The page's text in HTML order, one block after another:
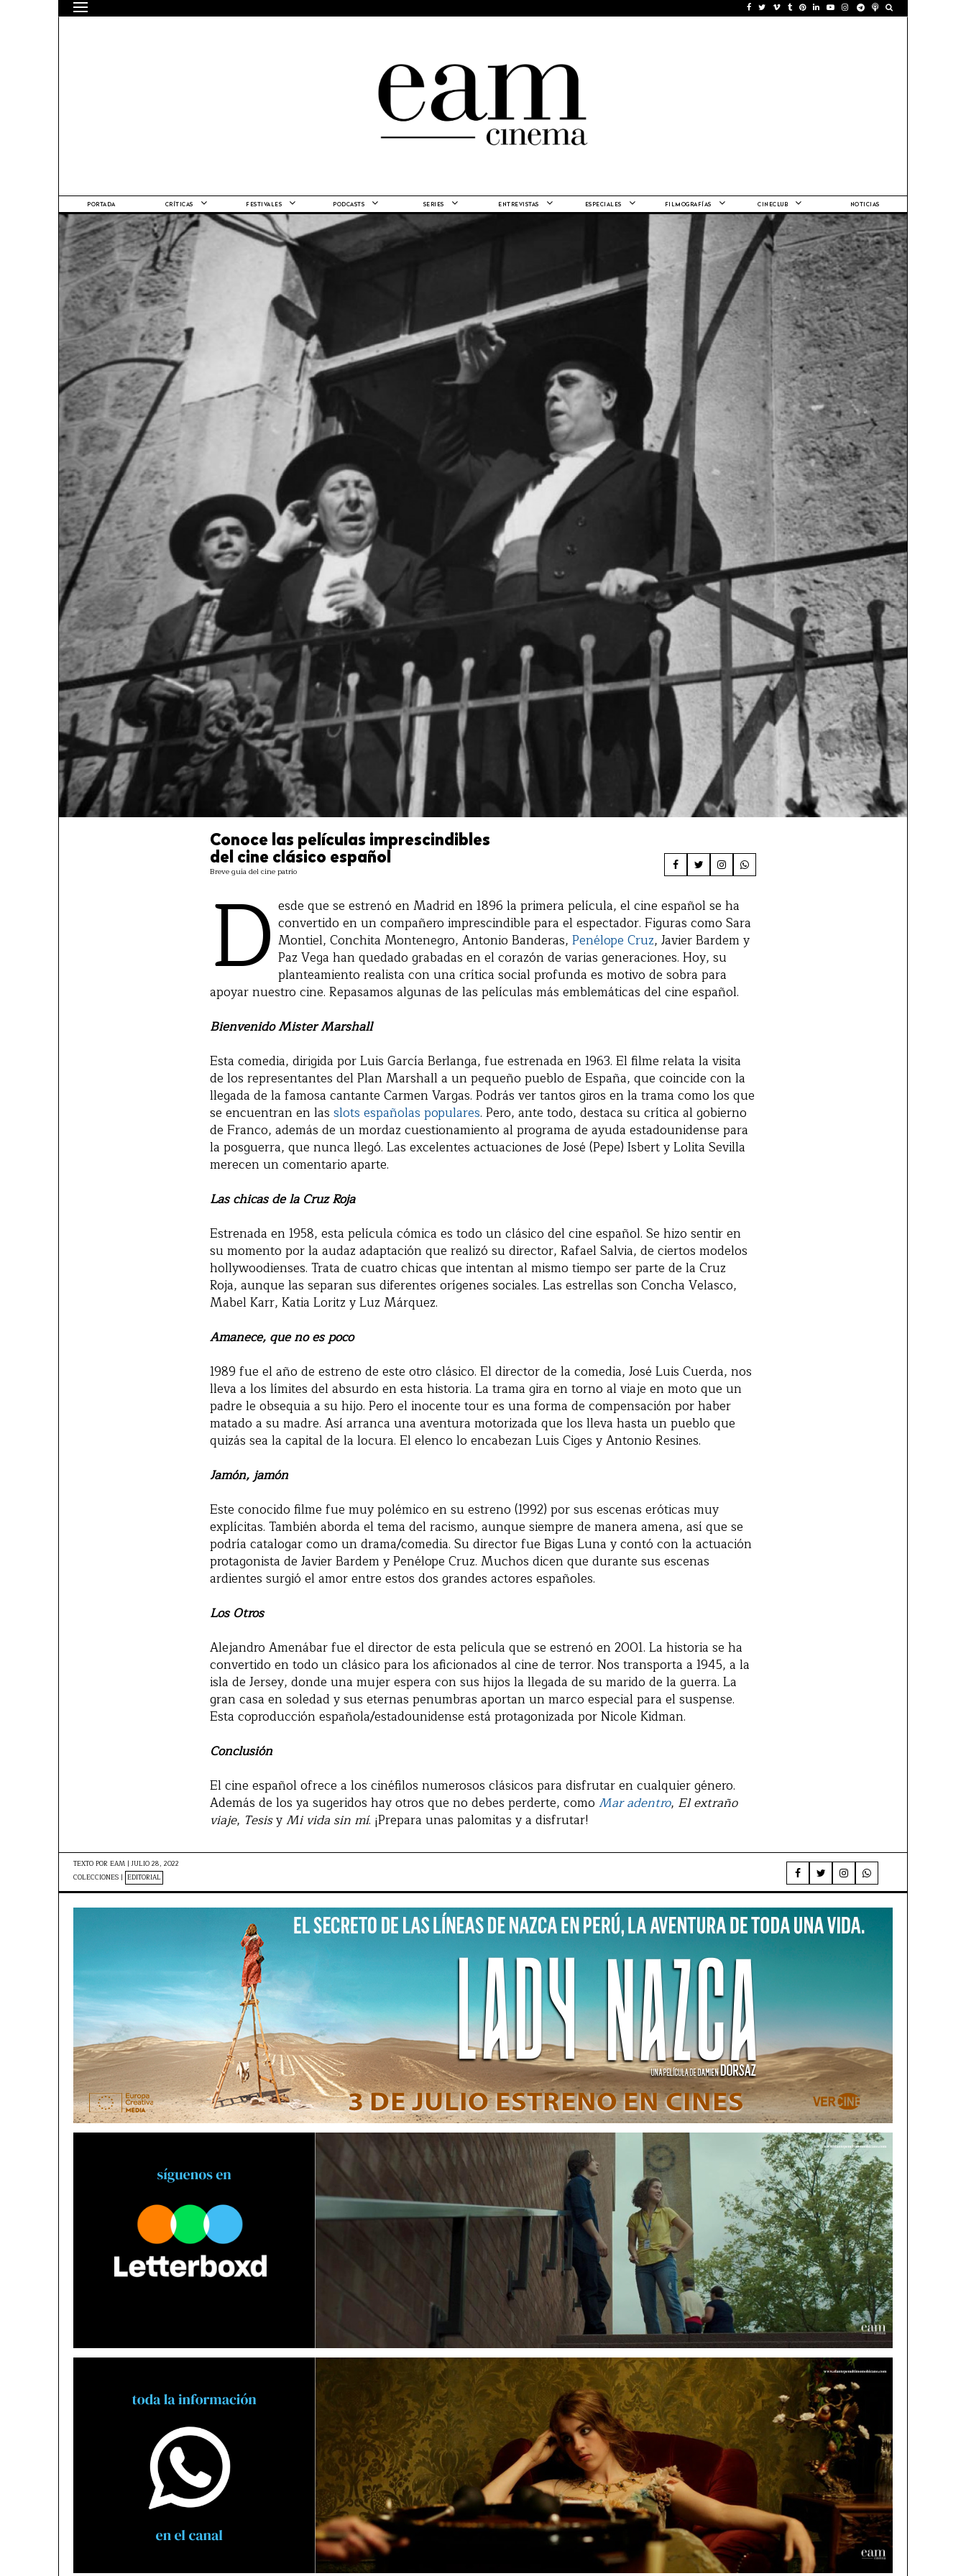
PORTADA CRÍTICAS FESTIVALES PODCASTS SERIES ENTREVISTAS ESPECIALES FILMOGRAFÍAS CINECLUB NOTICIAS
Conoce las películas imprescindibles
del cine clásico español
Breve guía del cine patrio
D esde que se estrenó en Madrid en 1896 la primera película, el cine español se ha
convertido en un compañero imprescindible para el espectador. Figuras como Sara
Montiel, Conchita Montenegro, Antonio Banderas, Penélope Cruz, Javier Bardem y
Paz Vega han quedado grabadas en el corazón de varias generaciones. Hoy, su
planteamiento realista con una crítica social profunda es motivo de sobra para
apoyar nuestro cine. Repasamos algunas de las películas más emblemáticas del cine español.
Bienvenido Mister Marshall
Esta comedia, dirigida por Luis García Berlanga, fue estrenada en 1963. El filme relata la visita
de los representantes del Plan Marshall a un pequeño pueblo de España, que coincide con la
llegada de la famosa cantante Carmen Vargas. Podrás ver tantos giros en la trama como los que
se encuentran en las slots españolas populares. Pero, ante todo, destaca su crítica al gobierno
de Franco, además de un mordaz cuestionamiento al programa de ayuda estadounidense para
la posguerra, que nunca llegó. Las excelentes actuaciones de José (Pepe) Isbert y Lolita Sevilla
merecen un comentario aparte.
Las chicas de la Cruz Roja
Estrenada en 1958, esta película cómica es todo un clásico del cine español. Se hizo sentir en
su momento por la audaz adaptación que realizó su director, Rafael Salvia, de ciertos modelos
hollywoodienses. Trata de cuatro chicas que intentan al mismo tiempo ser parte de la Cruz
Roja, aunque las separan sus diferentes orígenes sociales. Las estrellas son Concha Velasco,
Mabel Karr, Katia Loritz y Luz Márquez.
Amanece, que no es poco
1989 fue el año de estreno de este otro clásico. El director de la comedia, José Luis Cuerda, nos
lleva a los límites del absurdo en esta historia. La trama gira en torno al viaje en moto que un
padre le obsequia a su hijo. Pero el inocente tour es una forma de compensación por haber
matado a su madre. Así arranca una aventura motorizada que los lleva hasta un pueblo que
quizás sea la capital de la locura. El elenco lo encabezan Luis Ciges y Antonio Resines.
Jamón, jamón
Este conocido filme fue muy polémico en su estreno (1992) por sus escenas eróticas muy
explícitas. También aborda el tema del racismo, aunque siempre de manera amena, así que se
podría catalogar como un drama/comedia. Su director fue Bigas Luna y contó con la actuación
protagonista de Javier Bardem y Penélope Cruz. Muchos dicen que durante sus escenas
ardientes surgió el amor entre estos dos grandes actores españoles.
Los Otros
Alejandro Amenábar fue el director de esta película que se estrenó en 2001. La historia se ha
convertido en todo un clásico para los aficionados al cine de terror. Nos transporta a 1945, a la
isla de Jersey, donde una mujer espera con sus hijos la llegada de su marido de la guerra. La
gran casa en soledad y sus eternas penumbras aportan un marco especial para el suspense.
Esta coproducción española/estadounidense está protagonizada por Nicole Kidman.
Conclusión
El cine español ofrece a los cinéfilos numerosos clásicos para disfrutar en cualquier género.
Además de los ya sugeridos hay otros que no debes perderte, como Mar adentro, El extraño
viaje, TesisyMi vida sin mí. ¡Prepara unas palomitas y a disfrutar!
TEXTO POR EAM | JULIO 28, 2022
COLECCIONES | EDITORIAL